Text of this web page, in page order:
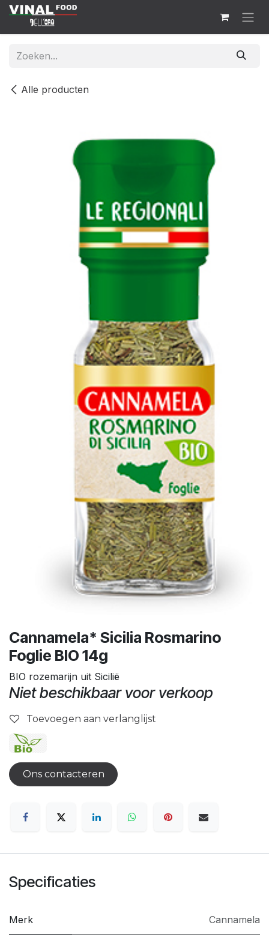
Overslaan naar inhoud
Alle producten
Cannamela* Sicilia Rosmarino
Foglie BIO 14g
BIO rozemarijn uit Sicilië
Niet beschikbaar voor verkoop
Toevoegen aan verlanglijst
Ons contacteren
Specificaties
Merk Cannamela